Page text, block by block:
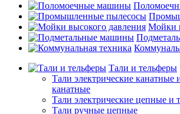
Мойки
Тали и тельферы
Тали электрические канатные
канатные
Тали электрические цепные и
Тали ручные цепные